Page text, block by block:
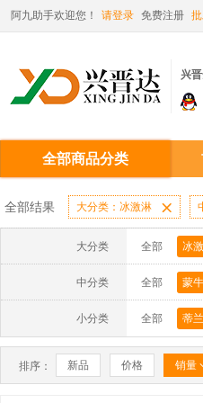
阿九助手欢迎您！ 请登录 免费注册
兴
全部商品分类
全部结果 大分类：冰激淋 
大分类 全部 冰
中分类 全部 蒙牛
小分类 全部 蒂
排序： 新品 价格 销量